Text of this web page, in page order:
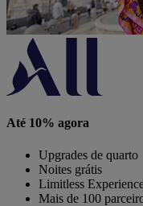
Até 10% agora
Upgrades de quarto
Noites grátis
Limitless
Mais de 100